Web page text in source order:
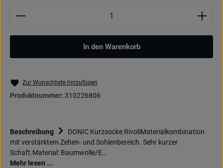
Produkt Anzahl: Gib den gewünschten Wert ein
In den Warenkorb
Zur Wunschliste hinzufügen
Produktnummer: 310226806
Beschreibung
DONIC Kurzsocke RivoliMaterialkombination
mit verstärktem Zehen- und Sohlenbereich. Sehr kurzer
Schaft.Material: Baumwolle/E…
Mehr lesen ...